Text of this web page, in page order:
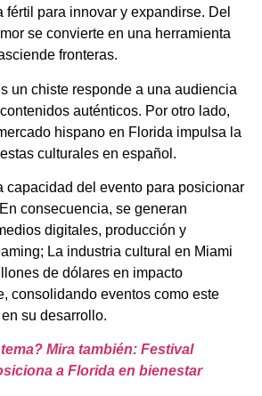
fértil para innovar y expandirse. Del
se convierte en una herramienta
fronteras.
un chiste responde a una audiencia
auténticos. Por otro lado,
hispano en Florida impulsa la
culturales en español.
capacidad del evento para posicionar
consecuencia, se generan
digitales, producción y
La industria cultural en Miami
de dólares en impacto
consolidando eventos como este
su desarrollo.
Mira también: Festival
a Florida en bienestar